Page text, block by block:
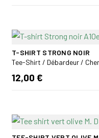
T-SHIRT STRONG NOIR
Tee-Shirt / Débardeur /
12,00 €